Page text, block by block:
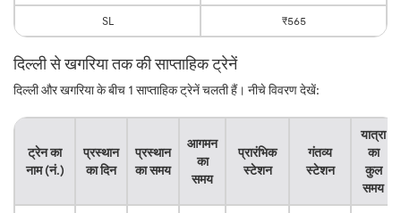
SL ₹565
दिल्ली से खगरिया तक की साप्ताहिक ट्रेनें
दिल्ली और खगरिया के बीच 1 साप्ताहिक ट्रेनें चलती हैं। नीचे विवरण देखें:
ट्रेन का
नाम (नं.)
प्रस्थान
का दिन
प्रस्थान
का समय
आगमन
का
समय
प्रारंभिक
स्टेशन
गंतव्य
स्टेशन
यात्रा
का
कुल
समय